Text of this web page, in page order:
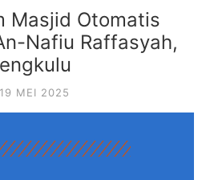
Masjid Otomatis
Nafiu Raffasyah,
19 MEI 2025